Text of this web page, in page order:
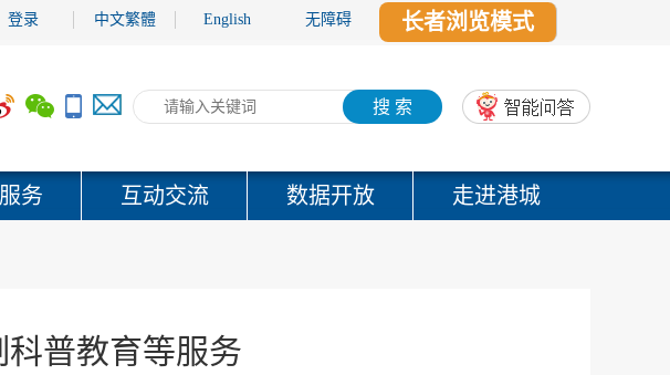
登录 中文繁體 English 无障碍 长者浏览模式
搜 索
务 互动交流 数据开放 走进港城
普教育等服务